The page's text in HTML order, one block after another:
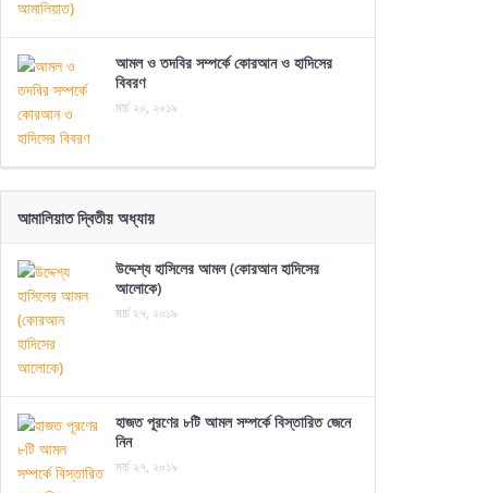
আমল ও তদবির সম্পর্কে কোরআন ও হাদিসের
বিবরণ
মার্চ ২০, ২০১৯
আমালিয়াত দ্বিতীয় অধ্যায়
উদ্দেশ্য হাসিলের আমল (কোরআন হাদিসের
আলোকে)
মার্চ ২৭, ২০১৯
হাজত পূরণের ৮টি আমল সম্পর্কে বিস্তারিত জেনে
নিন
মার্চ ২৭, ২০১৯